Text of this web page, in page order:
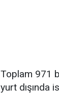
Toplam 971
yurt dışında